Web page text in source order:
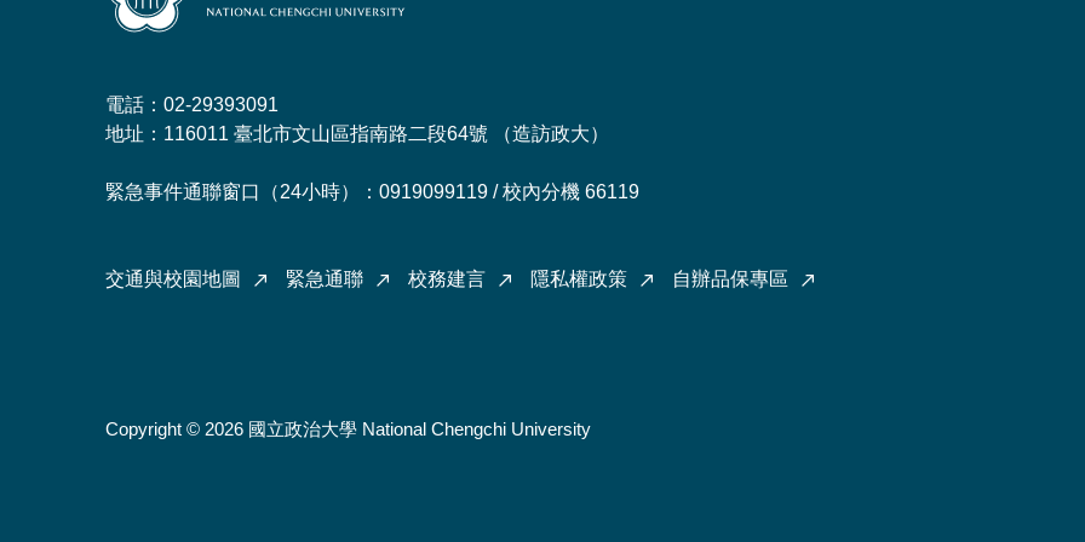
電話：02-29393091
地址：116011 臺北市文山區指南路二段64號 （造訪政大）
緊急事件通聯窗口（24小時）：0919099119 / 校內分機 66119
交通與校園地圖 緊急通聯 校務建言 隱私權政策 自辦品保專區
Copyright © 2026 國立政治大學 National Chengchi University